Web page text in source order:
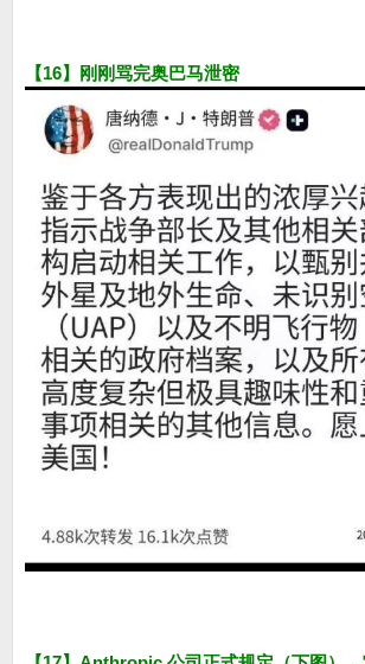
【16】刚刚骂完奥巴马泄密